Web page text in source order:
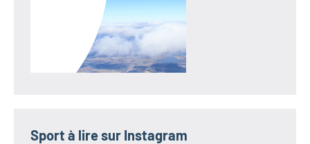
Sport à lire sur Instagram